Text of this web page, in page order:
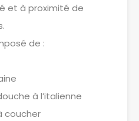
et à proximité de
de :
à l’italienne
coucher